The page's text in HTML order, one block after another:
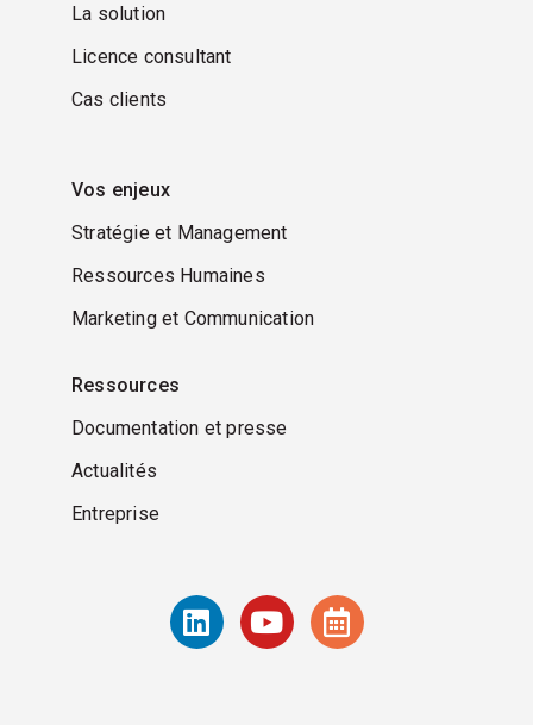
La solution
Licence consultant
Cas clients
Vos enjeux
Stratégie et Management
Ressources Humaines
Marketing et Communication
Ressources
Documentation et presse
Actualités
Entreprise